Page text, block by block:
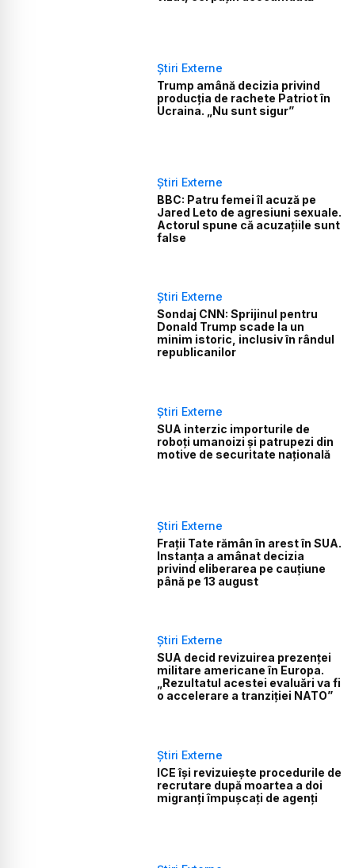
Știri Externe
Trump amână decizia privind
producția de rachete Patriot în
Ucraina. „Nu sunt sigur”
Știri Externe
BBC: Patru femei îl acuză pe
Jared Leto de agresiuni sexuale.
Actorul spune că acuzațiile sunt
false
Știri Externe
Sondaj CNN: Sprijinul pentru
Donald Trump scade la un
minim istoric, inclusiv în rândul
republicanilor
Știri Externe
SUA interzic importurile de
roboți umanoizi și patrupezi din
motive de securitate națională
Știri Externe
Frații Tate rămân în arest în SUA.
Instanța a amânat decizia
privind eliberarea pe cauțiune
până pe 13 august
Știri Externe
SUA decid revizuirea prezenței
militare americane în Europa.
„Rezultatul acestei evaluări va fi
o accelerare a tranziției NATO”
Știri Externe
ICE își revizuiește procedurile de
recrutare după moartea a doi
migranți împușcați de agenți